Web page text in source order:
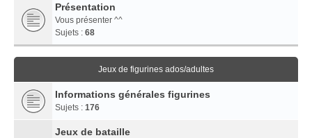
Présentation
Vous présenter ^^
Sujets : 68
Jeux de figurines ados/adultes
Informations générales figurines
Sujets : 176
Jeux de bataille